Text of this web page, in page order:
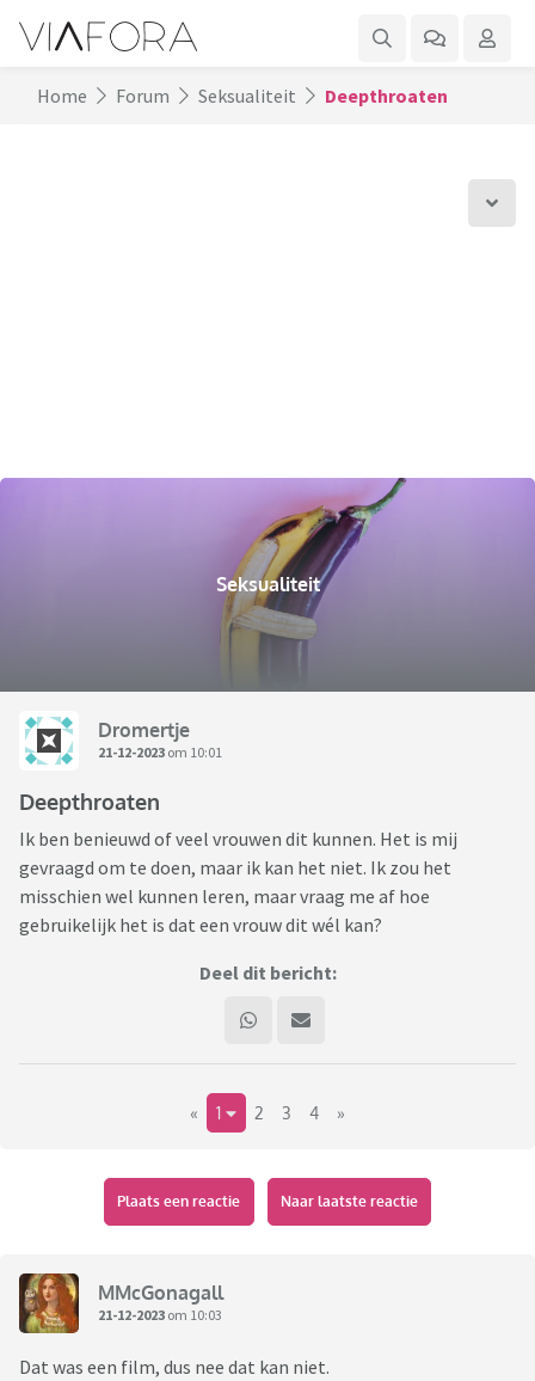
Home Forum Seksualiteit Deepthroaten
Seksualiteit
Dromertje
21-12-2023 om 10:01
Deepthroaten
Ik ben benieuwd of veel vrouwen dit kunnen. Het is mij
gevraagd om te doen, maar ik kan het niet. Ik zou het
misschien wel kunnen leren, maar vraag me af hoe
gebruikelijk het is dat een vrouw dit wél kan?
Deel dit bericht:
« 1 2 3 4 »
Plaats een reactie Naar laatste reactie
MMcGonagall
21-12-2023 om 10:03
Dat was een film, dus nee dat kan niet.